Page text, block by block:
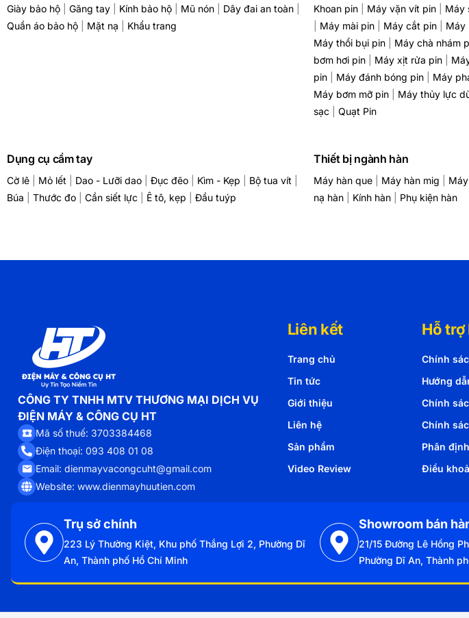
Giày bảo hộ Găng tay Kính bảo hộ Mũ nón Dây đai an toàn
Quần áo bảo hộ
Mặt nạ Khẩu trang
Khoan pin Máy vặn vít pin Máy
Máy mài pin Máy cắt pin Máy
Máy thổi bụi pin
Máy chà nhám
bơm hơi pin
Máy xịt rửa pin
pin
Máy đánh bóng pin Máy
Máy bơm mỡ pin
Máy thủy lực
sạc
Quạt Pin
Dụng cụ cầm tay
Cờ lê Mỏ lết Dao - Lưỡi dao Đục đẽo Kìm - Kẹp Bộ tua vít
Búa
Thước đo Cần siết lực Ê tô, kẹp Đầu tuýp
Thiết bị ngành hàn
Máy hàn que Máy hàn mig
nạ hàn
Kính hàn Phụ kiện hàn
CÔNG TY TNHH MTV THƯƠNG MẠI DỊCH VỤ
ĐIỆN MÁY & CÔNG CỤ HT
Mã số thuế: 3703384468
Điện thoại: 093 408 01 08
Email: dienmayvacongcuht@gmail.com
Website: www.dienmayhuutien.com
Liên kết
Trang chủ
Tin tức
Giới thiệu
Liên hệ
Sản phẩm
Video Review
Hỗ
Chính
Hướng
Chính
Chính
Phân
Điều
Trụ sở chính
223 Lý Thường Kiệt, Khu phố Thắng Lợi 2, Phường Dĩ
An, Thành phố Hồ Chí Minh
Showroom bán
21/15 Đường Lê Hồng
Phường Dĩ An, Thành